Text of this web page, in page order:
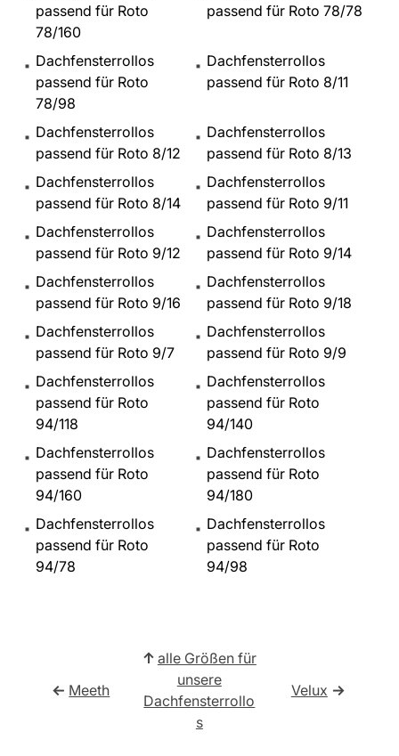
passend für Roto
78/160
passend für Roto 78/78
Dachfensterrollos
passend für Roto
78/98
Dachfensterrollos
passend für Roto 8/11
Dachfensterrollos
passend für Roto 8/12
Dachfensterrollos
passend für Roto 8/13
Dachfensterrollos
passend für Roto 8/14
Dachfensterrollos
passend für Roto 9/11
Dachfensterrollos
passend für Roto 9/12
Dachfensterrollos
passend für Roto 9/14
Dachfensterrollos
passend für Roto 9/16
Dachfensterrollos
passend für Roto 9/18
Dachfensterrollos
passend für Roto 9/7
Dachfensterrollos
passend für Roto 9/9
Dachfensterrollos
passend für Roto
94/118
Dachfensterrollos
passend für Roto
94/140
Dachfensterrollos
passend für Roto
94/160
Dachfensterrollos
passend für Roto
94/180
Dachfensterrollos
passend für Roto
94/78
Dachfensterrollos
passend für Roto
94/98
← Meeth
↑ alle Größen für
unsere
Dachfensterrollo
s
Velux →